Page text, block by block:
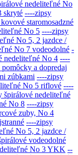
nedeliteľné No
skryté ----zipsy
staromosadzné
No 5 ----zipsy
No 5, 2 jazdce /
No 7 vodeodolné -
nedeliteľné No 4 ----
a dopredaj
zúbkami ----zipsy
No 5 riflové ----
špirálové nedeliteľné
No 8 ----zipsy
zuby, No 4
----zipsy
No 5, 2 jazdce /
vodeodolné
No 3 YKK --